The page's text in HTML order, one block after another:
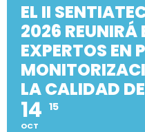
EL II
2026 REUNIRÁ
EXPERTOS EN
LA CALIDAD
14
OCT
15